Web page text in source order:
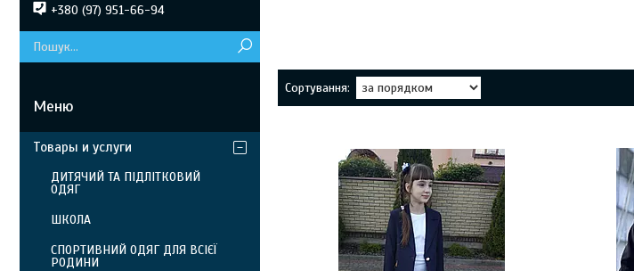
+380 (97) 951-66-94
Товары и услуги
ДИТЯЧИЙ ТА ПІДЛІТКОВИЙ
ОДЯГ
ШКОЛА
СПОРТИВНИЙ ОДЯГ ДЛЯ ВСІЄЇ
РОДИНИ